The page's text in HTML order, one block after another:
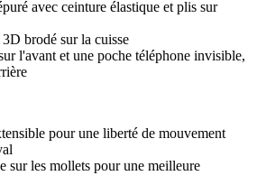
avec ceinture élastique et plis sur
brodé sur la cuisse
l'avant et une poche téléphone invisible,
pour une liberté de mouvement
sur les mollets pour une meilleure